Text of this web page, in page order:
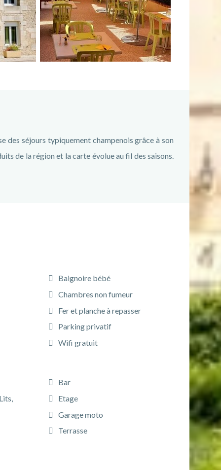
des séjours typiquement champenois grâce à son
de la région et la carte évolue au fil des saisons.
Baignoire bébé
Chambres non fumeur
Fer et planche à repasser
Parking privatif
Wifi gratuit
Bar
Etage
Garage moto
Terrasse